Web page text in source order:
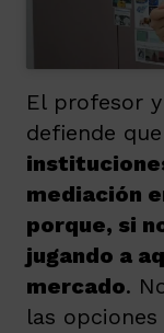
El profesor
defiende que
mediación
porque, si
jugando a
mercado.
las